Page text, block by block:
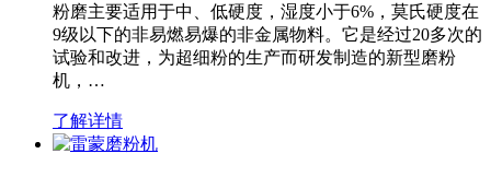
粉磨主要适用于中、低硬度，湿度小于6%，莫氏硬度在
9级以下的非易燃易爆的非金属物料。它是经过20多次的
试验和改进，为超细粉的生产而研发制造的新型磨粉
机，…
了解详情